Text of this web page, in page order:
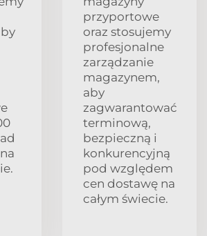
przyportowe
oraz stosujemy
profesjonalne
zarządzanie
magazynem,
aby
zagwarantować
terminową,
bezpieczną i
konkurencyjną
pod względem
cen dostawę na
całym świecie.